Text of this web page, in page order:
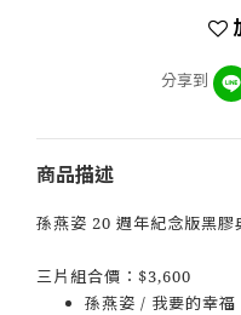
分享到
商品描述
孫燕姿 20 週年紀念版黑膠
三片組合價：$3,600
孫燕姿 / 我要的幸福